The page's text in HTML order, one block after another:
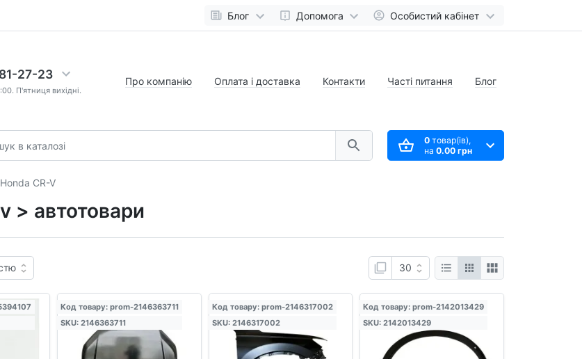
Блог Допомога Особистий кабінет
27-23
П'ятниця вихідні.
Про компанію Оплата і доставка Контакти Часті питання Блог
0товар(ів),
на 0.00 грн
Honda CR-V
> автотовари
Код товару: prom-2146363711
SKU: 2146363711
Код товару: prom-2146317002
SKU: 2146317002
Код товару: prom-2142013429
SKU: 2142013429